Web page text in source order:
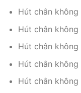
Hút chân
Hút chân
Hút chân không
Hút chân
Hút chân